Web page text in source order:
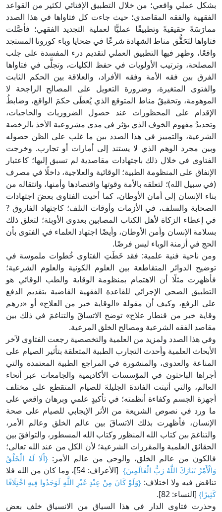
بشكل عملي واقعي؛ من خلال التطبيق الإفتائي لكثير من القواعد
الفقهية والفقه المقاصدي؛ حيث جاءت كل فتاواها في هذا الصدد
ممارَسَةً حقيقيةً وتطبيقًا عمليًّا لعملية التجديد الفقهي؛ فأصَّلت
فتاواها لتَحَقُّق مناط الشهادة شرعًا في ضحايا وباء كورونا المستجد
واقعًا، وظهر فيها التطبيق العملي لتقديم درء المفسدة على جلب
المصلحة، وترتيب الأولويات في حفظ الكليات، وتجلَّى في فتاواها
الفرق بين فقه الأمة وفقه الأفراد، والعلاقة بين الحكم الثابت
والفتوى المتغيرة، وضرورة التعويل على المصالح الراجحة لا
الموهومة، وتحقيقُ مناط المتوقع الذي يُعطَى حكمَ الواقع، وضابطُ
الإقدام على المحظورات عند حصول الضروريات والحاجيات،
وتحديدُ مفهوم الخوف الذي يؤثر في مدى مشروعية الأخذ بالرخصة
الشرعية، والتمييز في هذا الصدد بين ما غلب على الظن حصوله
وبين مجرد الوهم الذي لا يستند إلى أمارات أو تجارب. وخرجت
الفتاوى في خلال ذلك باجتهادات مقاصدية لم تسبق إليها؛ كاعتبار
الإنفاق على المنظومة الطبية؛ الوقائية والعلاجية، داخلًا في مصرف
(في سبيل الله)؛ لتعلقه بالأمة وقوتها واقتصادها وأمنها، وانتقاله من
بناء الإنسان إلى أمان الأوطان، كما أحيت الفتاوى بعضَ اجتهادات
الصحابة والسلف، في الأزمات وأوقات التلف؛ كاجتهاد الفاروق ?
في إعطاء الزكاة لأهل الكتاب المصابين بعدوى الأوبئة؛ لتعلق ذلك
بسلامة الإنسان وأمن الأوطان، وأيضًا اجتهاد العلماء في الفتوى بأن
الحج في أزمنة الوباء ليس فرضًا.
ومن ناحية فنية علمية: فقد خَطَتِ الفتاوى خُطوات ملموسة في
توضيح الدوائر المتقاطعة بين العلوم الكونية والعلوم الشرعية؛
فأظهرت مثلًا أن الاهتمام بمنظومة الوقاية والطب الوقائي هو
التطبيق الصحي الإجرائي للقاعدة الفقهية القاضية بتقديم الدفع
على الرفع، وكيف أن مقولة «الوقاية خير من العلاج» أو «درهم
وقاية خير من قنطار علاج» توضح الاتساقَ والتناغمَ في ذلك بين
مقاصد الفقه الشرعية ومصالح الخلق المرعية.
وفي هذا الصدد ولمزيد من العلمية والتخصصية رجعت الفتاوى لآخر
الأبحاث العلمية وأحدث التجارب الطبية المتعلقة بتأثير الصيام على
المناعة والعدوى، والمنشورة في المراجع الطبية المعتمدة والتي
أجراها الباحثون في المؤسسات الأكاديمية والجامعات عبر أنحاء
العالم، والتي أثبتت الفائدةَ الجليلةَ للصيام المتقطع على مختلف
أجهزة الجسم وكفاءة أنظمته؛ في تأكيدٍ علمي وبرهان واقعي على
ما ورد في نصوص الشريعة من الأثر الإيجابي للصيام على صحة
الإنسان، فأظهرت بذلك الاتساقَ بين عالم الخلق وعالم الأمر،
والتناغمَ بين كتاب الله المنظور وكتاب الله المسطور، والتوافقَ بين
الحقائق العلمية والمقررات الشرعية؛ لأن الكل من عند الله تعالى؛
فالكون من عالم الخلق، والوحي من عالم الأمر:{أَلَا لَهُ الْخَلْقُ
وَالْأَمْرُ تَبَارَكَ اللَّهُ رَبُّ الْعَالَمِينَ}
[الأعراف: 54]، وما كان من الله فلا
تناقض فيه ولا اختلاف: {وَلَوْ كَانَ مِنْ عِنْدِ غَيْرِ اللَّهِ لَوَجَدُوا فِيهِ اخْتِلَافًا
كَثِيرًا} [النساء: 82].
وحذرت فتاوى الدار في هذا السياق من الانسياق خلف بعض